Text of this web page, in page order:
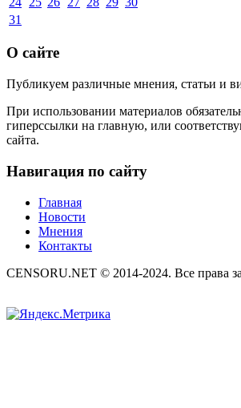
31
О сайте
Публикуем различные мнения, статьи и
При использовании материалов
гиперссылки на главную, или
сайта.
Навигация по сайту
Главная
Новости
Мнения
Контакты
CENSORU.NET © 2014-2024. Все права